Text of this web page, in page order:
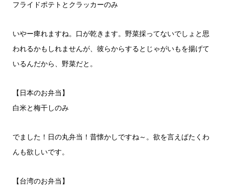
フライドポテトとクラッカーのみ
いやー痺れますね。口が乾きます。野菜採ってないでしょと思
われるかもしれませんが、彼らからするとじゃがいもを揚げて
いるんだから、野菜だと。
【日本のお弁当】
白米と梅干しのみ
でました！日の丸弁当！昔懐かしですね～。欲を言えばたくわ
んも欲しいです。
【台湾のお弁当】